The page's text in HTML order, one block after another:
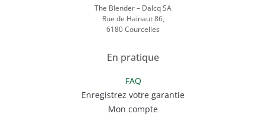
The Blender – Dalcq SA
Rue de Hainaut 86,
6180 Courcelles
En pratique
FAQ
Enregistrez votre garantie
Mon compte